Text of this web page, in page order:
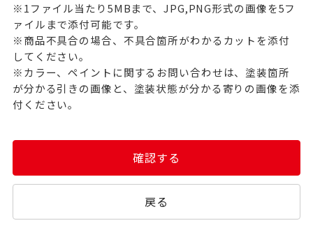
※1ファイル当たり5MBまで、JPG,PNG形式の画像を5フ
ァイルまで添付可能です。
※商品不具合の場合、不具合箇所がわかるカットを添付
してください。
※カラー、ペイントに関するお問い合わせは、塗装箇所
が分かる引きの画像と、塗装状態が分かる寄りの画像を添
付ください。
確認する
戻る